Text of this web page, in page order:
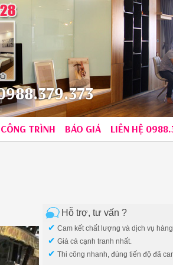
CÔNG TRÌNH BÁO GIÁ LIÊN HỆ
Hỗ trợ, tư vấn ?
✔ Cam kết chất lượng và dịch vụ
✔ Giá cả cạnh tranh nhất.
✔ Thi công nhanh, đúng tiến độ đã